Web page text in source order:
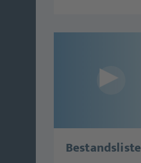
Bestandsliste